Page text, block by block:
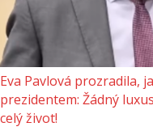
Eva Pavlová prozradila,
prezidentem: Žádný
celý život!